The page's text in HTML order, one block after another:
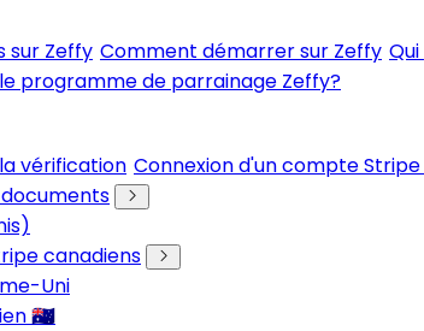
sur Zeffy Comment démarrer sur Zeffy
programme de parrainage Zeffy?
vérification Connexion d'un compte
canadiens
Uni
🇦🇺